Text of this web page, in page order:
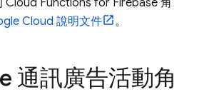
Cloud Functions for Firebase 角
Cloud 說明文件 。
通訊廣告活動角